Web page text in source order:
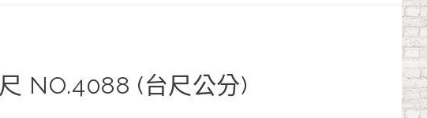
NO.4088 (台尺公分)